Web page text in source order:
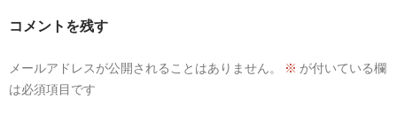
ビ
ー
コメントを残す
メールアドレスが公開されることはありません。 ※ が付いている欄
は必須項目です